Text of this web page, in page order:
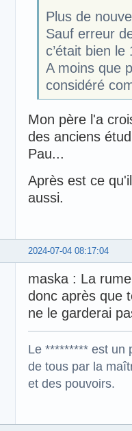
Plus de
Sauf erreur
c’était bien
A moins que
considéré
Mon père l'a
des anciens
Pau...
Après est ce
aussi.
2024-07-04 08:17:04
maska : La
donc après que
ne le garderai
Le ********* est un
de tous par la
et des pouvoirs.